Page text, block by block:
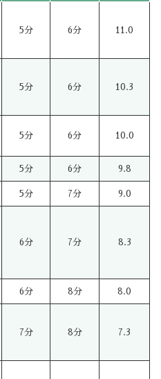
5分 6分 11.0
5分 6分 10.3
5分 6分 10.0
5分 6分 9.8
5分 7分 9.0
6分 7分 8.3
6分 8分 8.0
7分 8分 7.3